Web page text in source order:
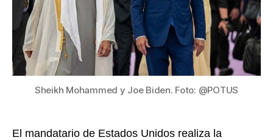
la
para
la
paz
Sheikh Mohammed y Joe Biden. Foto: @POTUS
El mandatario de Estados Unidos realiza la